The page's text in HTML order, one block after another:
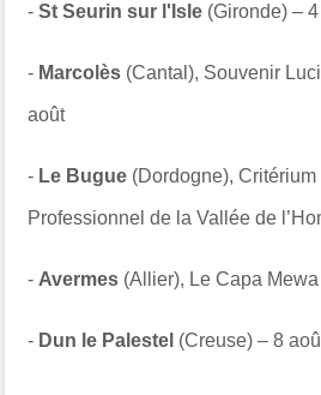
-St Seurin sur l'Isle (Gironde) –
- Marcolès (Cantal), Souvenir
août
- Le Bugue (Dordogne),
Professionnel de la Vallée de
- Avermes (Allier), Le Capa
- Dun le Palestel (Creuse) – 8